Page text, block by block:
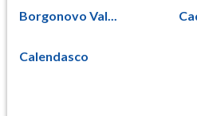
Borgonovo Val...
Calendasco